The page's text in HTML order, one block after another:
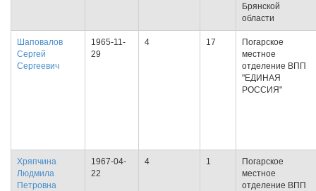
Брянской
области
Шаповалов
Сергей
Сергеевич
1965-11-
29
4 17
Погарское
местное
отделение ВПП
"ЕДИНАЯ
РОССИЯ"
Хряпчина
Людмила
Петровна
1967-04-
22
4 1
Погарское
местное
отделение ВПП